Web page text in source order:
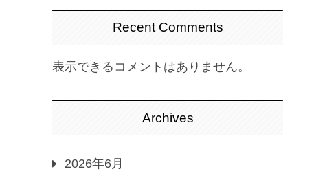
Recent Comments
表示できるコメントはありません。
Archives
2026年6月